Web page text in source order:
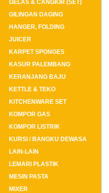
GELAS & CANGKIR (SET)
GILINGAN DAGING
HANGER, FOLDING
JUICER
KARPET SPONGES
KASUR PALEMBANG
KERANJANG BAJU
KETTLE & TEKO
KITCHENWARE SET
KOMPOR GAS
KOMPOR LISTRIK
KURSI / BANGKU DEWASA
LAIN-LAIN
LEMARI PLASTIK
MESIN PASTA
MIXER